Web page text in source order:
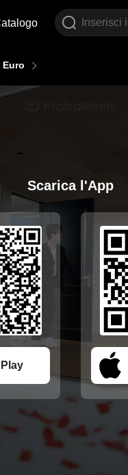
Scarica l'App